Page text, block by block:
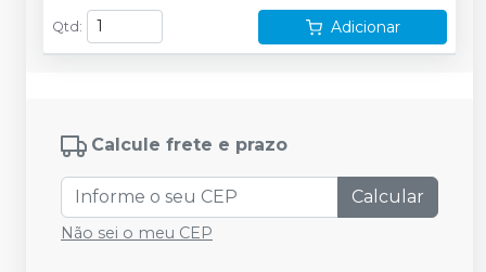
Qtd : Adicionar
Calcule frete e prazo
Calcular
Não sei o meu CEP